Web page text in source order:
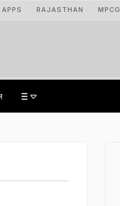
APPS RAJASTHAN MPCG